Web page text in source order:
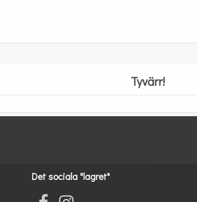
Tyvärr!
Det sociala "lagret"